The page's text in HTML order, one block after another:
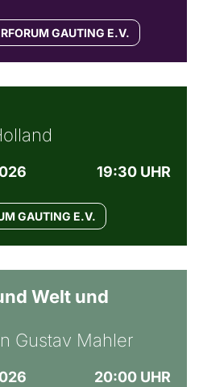
GAUTING E.V.
19:30 UHR
GAUTING E.V.
Welt und
Gustav Mahler
20:00 UHR